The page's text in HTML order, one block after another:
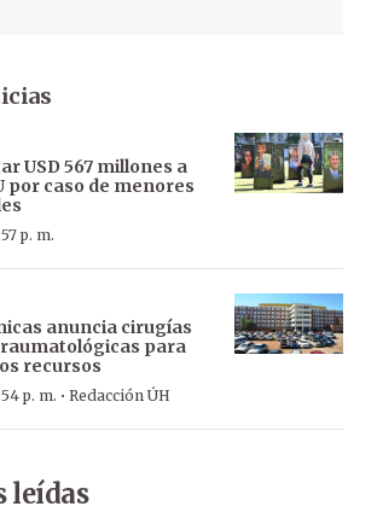
USD 567 millones a
por caso de menores
p. m.
anuncia cirugías
para
recursos
p. m. · Redacción ÚH
leídas